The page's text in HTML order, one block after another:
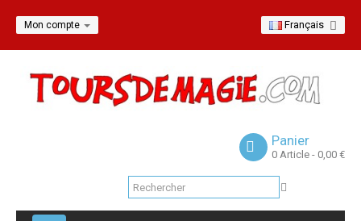
Mon compte Français
Panier
0 Article - 0,00 €